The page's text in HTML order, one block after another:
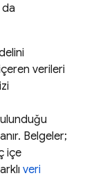
da
verileri
Belgeler;
içe
veri